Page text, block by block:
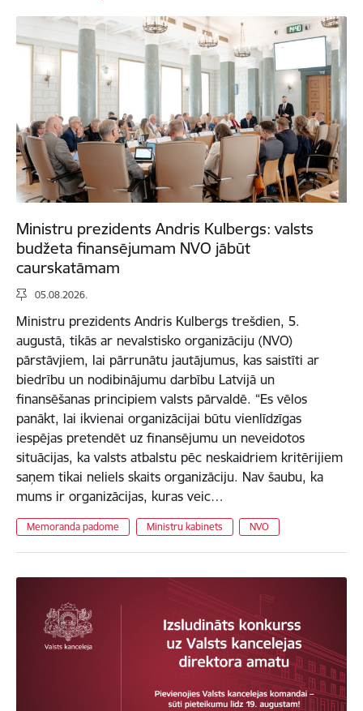
Ministru prezidents Andris Kulbergs: valsts
budžeta finansējumam NVO jābūt
caurskatāmam
05.08.2026.
Ministru prezidents Andris Kulbergs trešdien, 5.
augustā, tikās ar nevalstisko organizāciju (NVO)
pārstāvjiem, lai pārrunātu jautājumus, kas saistīti ar
biedrību un nodibinājumu darbību Latvijā un
finansēšanas principiem valsts pārvaldē. “Es vēlos
panākt, lai ikvienai organizācijai būtu vienlīdzīgas
iespējas pretendēt uz finansējumu un neveidotos
situācijas, ka valsts atbalstu pēc neskaidriem kritērijiem
saņem tikai neliels skaits organizāciju. Nav šaubu, ka
mums ir organizācijas, kuras veic…
Memoranda padome Ministru kabinets NVO